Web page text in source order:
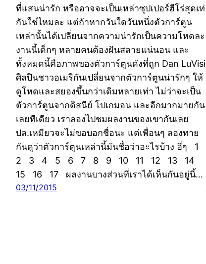
ที่แสนน่ารัก หรืออาจจะเป็นเหล่าซุปเปอร์ฮีโร่สุดเท่
กันใช่ไหมละ แต่ถ้าหากวันใดวันหนึ่งตัวการ์ตูน
เหล่านั้นได้เปลี่ยนจากความน่ารักเป็นความโหดละ
งานนี้เด็กๆ หลายคนต้องฝันสลายแน่นอน และ
ทั้งหมดนี้คือภาพของตัวการ์ตูนดังที่ถูก Dan LuVisi
ศิลปินชาวอเมริกันเปลี่ยนจากตัวการ์ตูนน่ารักๆ ให้
ดูโหดและสยองขึ้นกว่าเดิมหลายเท่า ไม่ว่าจะเป็น
ตัวการ์ตูนจากดิสนีย์ โปเกมอน และอีกมากมายกัน
เลยทีเดียว เราลองไปชมผลงานของเขากันเลย
ปล.เหมียวจะไม่ขอบอกชื่อนะ แต่เพื่อนๆ ลองทาย
กันดูว่าตัวการ์ตูนเหล่านี้มันชื่อว่าอะไรบ้าง ฮี่ๆ 1
2 3 4 5 6 7 8 9 10 11 12 13 14
15 16 17 ผลงานบางส่วนที่เราได้เห็นกันอยู่นี้…
03/11/2015